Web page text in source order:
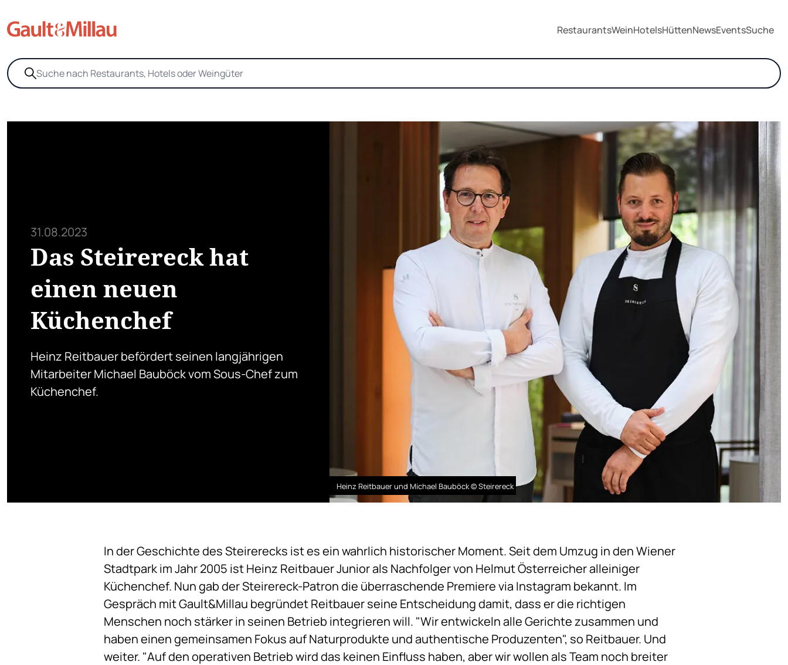
RestaurantsWeinHotelsHüttenNewsEventsSuche
31.08.2023
Das Steirereck hat
einen neuen
Küchenchef
Heinz Reitbauer befördert seinen langjährigen
Mitarbeiter Michael Bauböck vom Sous-Chef zum
Küchenchef.
Heinz Reitbauer und Michael Bauböck © Steirereck
In der Geschichte des Steirerecks ist es ein wahrlich historischer Moment. Seit dem Umzug in den Wiener
Stadtpark im Jahr 2005 ist Heinz Reitbauer Junior als Nachfolger von Helmut Österreicher alleiniger
Küchenchef. Nun gab der Steirereck-Patron die überraschende Premiere via Instagram bekannt. Im
Gespräch mit Gault&Millau begründet Reitbauer seine Entscheidung damit, dass er die richtigen
Menschen noch stärker in seinen Betrieb integrieren will. "Wir entwickeln alle Gerichte zusammen und
haben einen gemeinsamen Fokus auf Naturprodukte und authentische Produzenten", so Reitbauer. Und
weiter. "Auf den operativen Betrieb wird das keinen Einfluss haben, aber wir wollen als Team noch breiter